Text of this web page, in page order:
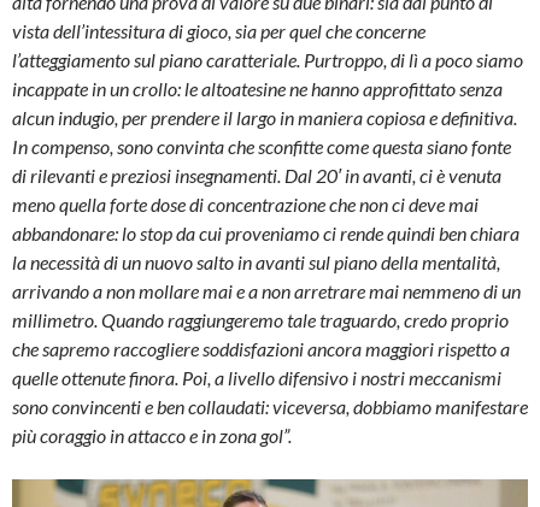
vista dell’intessitura di gioco, sia per quel che concerne
l’atteggiamento sul piano caratteriale. Purtroppo, di lì a poco siamo
incappate in un crollo: le altoatesine ne hanno approfittato senza
alcun indugio, per prendere il largo in maniera copiosa e definitiva.
In compenso, sono convinta che sconfitte come questa siano fonte
di rilevanti e preziosi insegnamenti. Dal 20′ in avanti, ci è venuta
meno quella forte dose di concentrazione che non ci deve mai
abbandonare: lo stop da cui proveniamo ci rende quindi ben chiara
la necessità di un nuovo salto in avanti sul piano della mentalità,
arrivando a non mollare mai e a non arretrare mai nemmeno di un
millimetro. Quando raggiungeremo tale traguardo, credo proprio
che sapremo raccogliere soddisfazioni ancora maggiori rispetto a
quelle ottenute finora. Poi, a livello difensivo i nostri meccanismi
sono convincenti e ben collaudati: viceversa, dobbiamo manifestare
più coraggio in attacco e in zona gol”.